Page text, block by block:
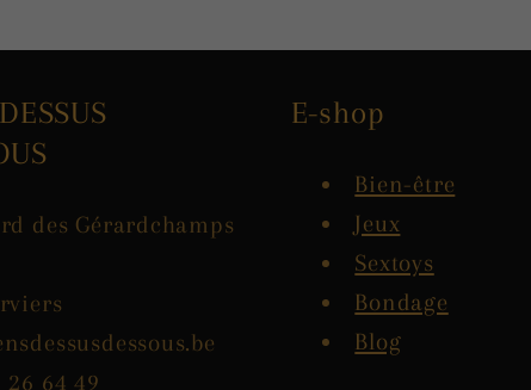
des Gérardchamps
26 64 49
E-shop
Bien-être
Jeux
Sextoys
Bondage
Blog